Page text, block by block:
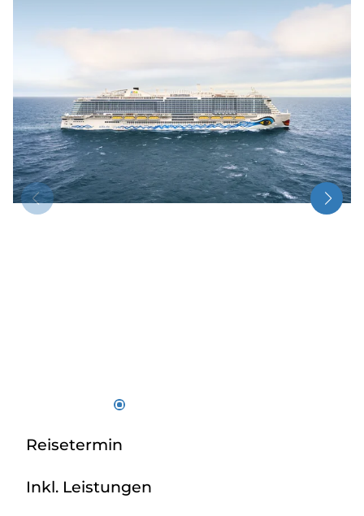
Über bus dich weg!
Radio!
Sie befinden sich in:
Österreich
Reisetermin
Inkl. Leistungen